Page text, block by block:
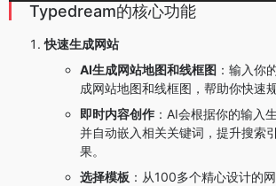
Typedream的核心功能
快速生成网站
AI生成网站地图和线框图 ：输入你
成网站地图和线框图，帮助你快速
即时内容创作 ：AI会根据你的输入
并自动嵌入相关关键词，提升搜索
果。
选择模板 ：从100多个精心设计的